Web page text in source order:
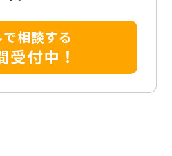
相談する
受付中！